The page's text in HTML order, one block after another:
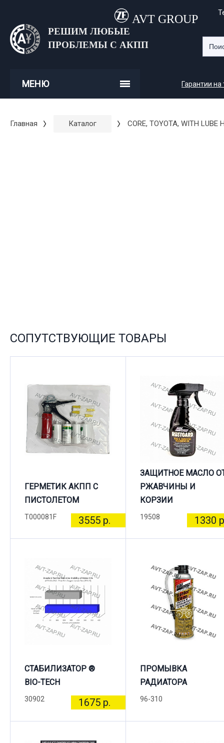
AVT GROUP
РЕШИМ ЛЮБЫЕ
ПРОБЛЕМЫ С АКПП
МЕНЮ Гарантии на
Главная Каталог CORE, TOYOTA, WITH LUBE
СОПУТСТВУЮЩИЕ ТОВАРЫ
ГЕРМЕТИК АКПП С
ПИСТОЛЕТОМ
T000081F 3555 р.
ЗАЩИТНОЕ МАСЛО
РЖАВЧИНЫ И
КОРЗИИ
19508 1330
СТАБИЛИЗАТОР ®
BIO-TECH
30902 1675 р.
ПРОМЫВКА
РАДИАТОРА
96-310